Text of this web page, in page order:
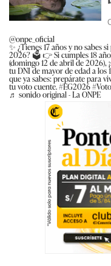
@onpe_oficial
✨ ¿Tienes 17 años y no sabes
2026? 🗳️ 👉 Si cumples 18
(domingo 12 de abril de 2026),
tu DNI de mayor de edad a los
que ya sabes: prepárate para
tu voto cuente. #EG2026
♬ sonido original - La ONPE